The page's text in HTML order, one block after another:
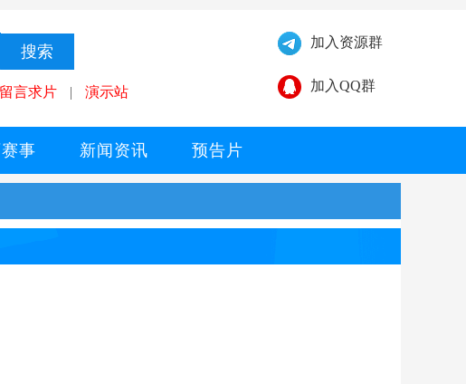
留言求片 | 演示站
加入资源群
加入QQ群
事 新闻资讯 预告片